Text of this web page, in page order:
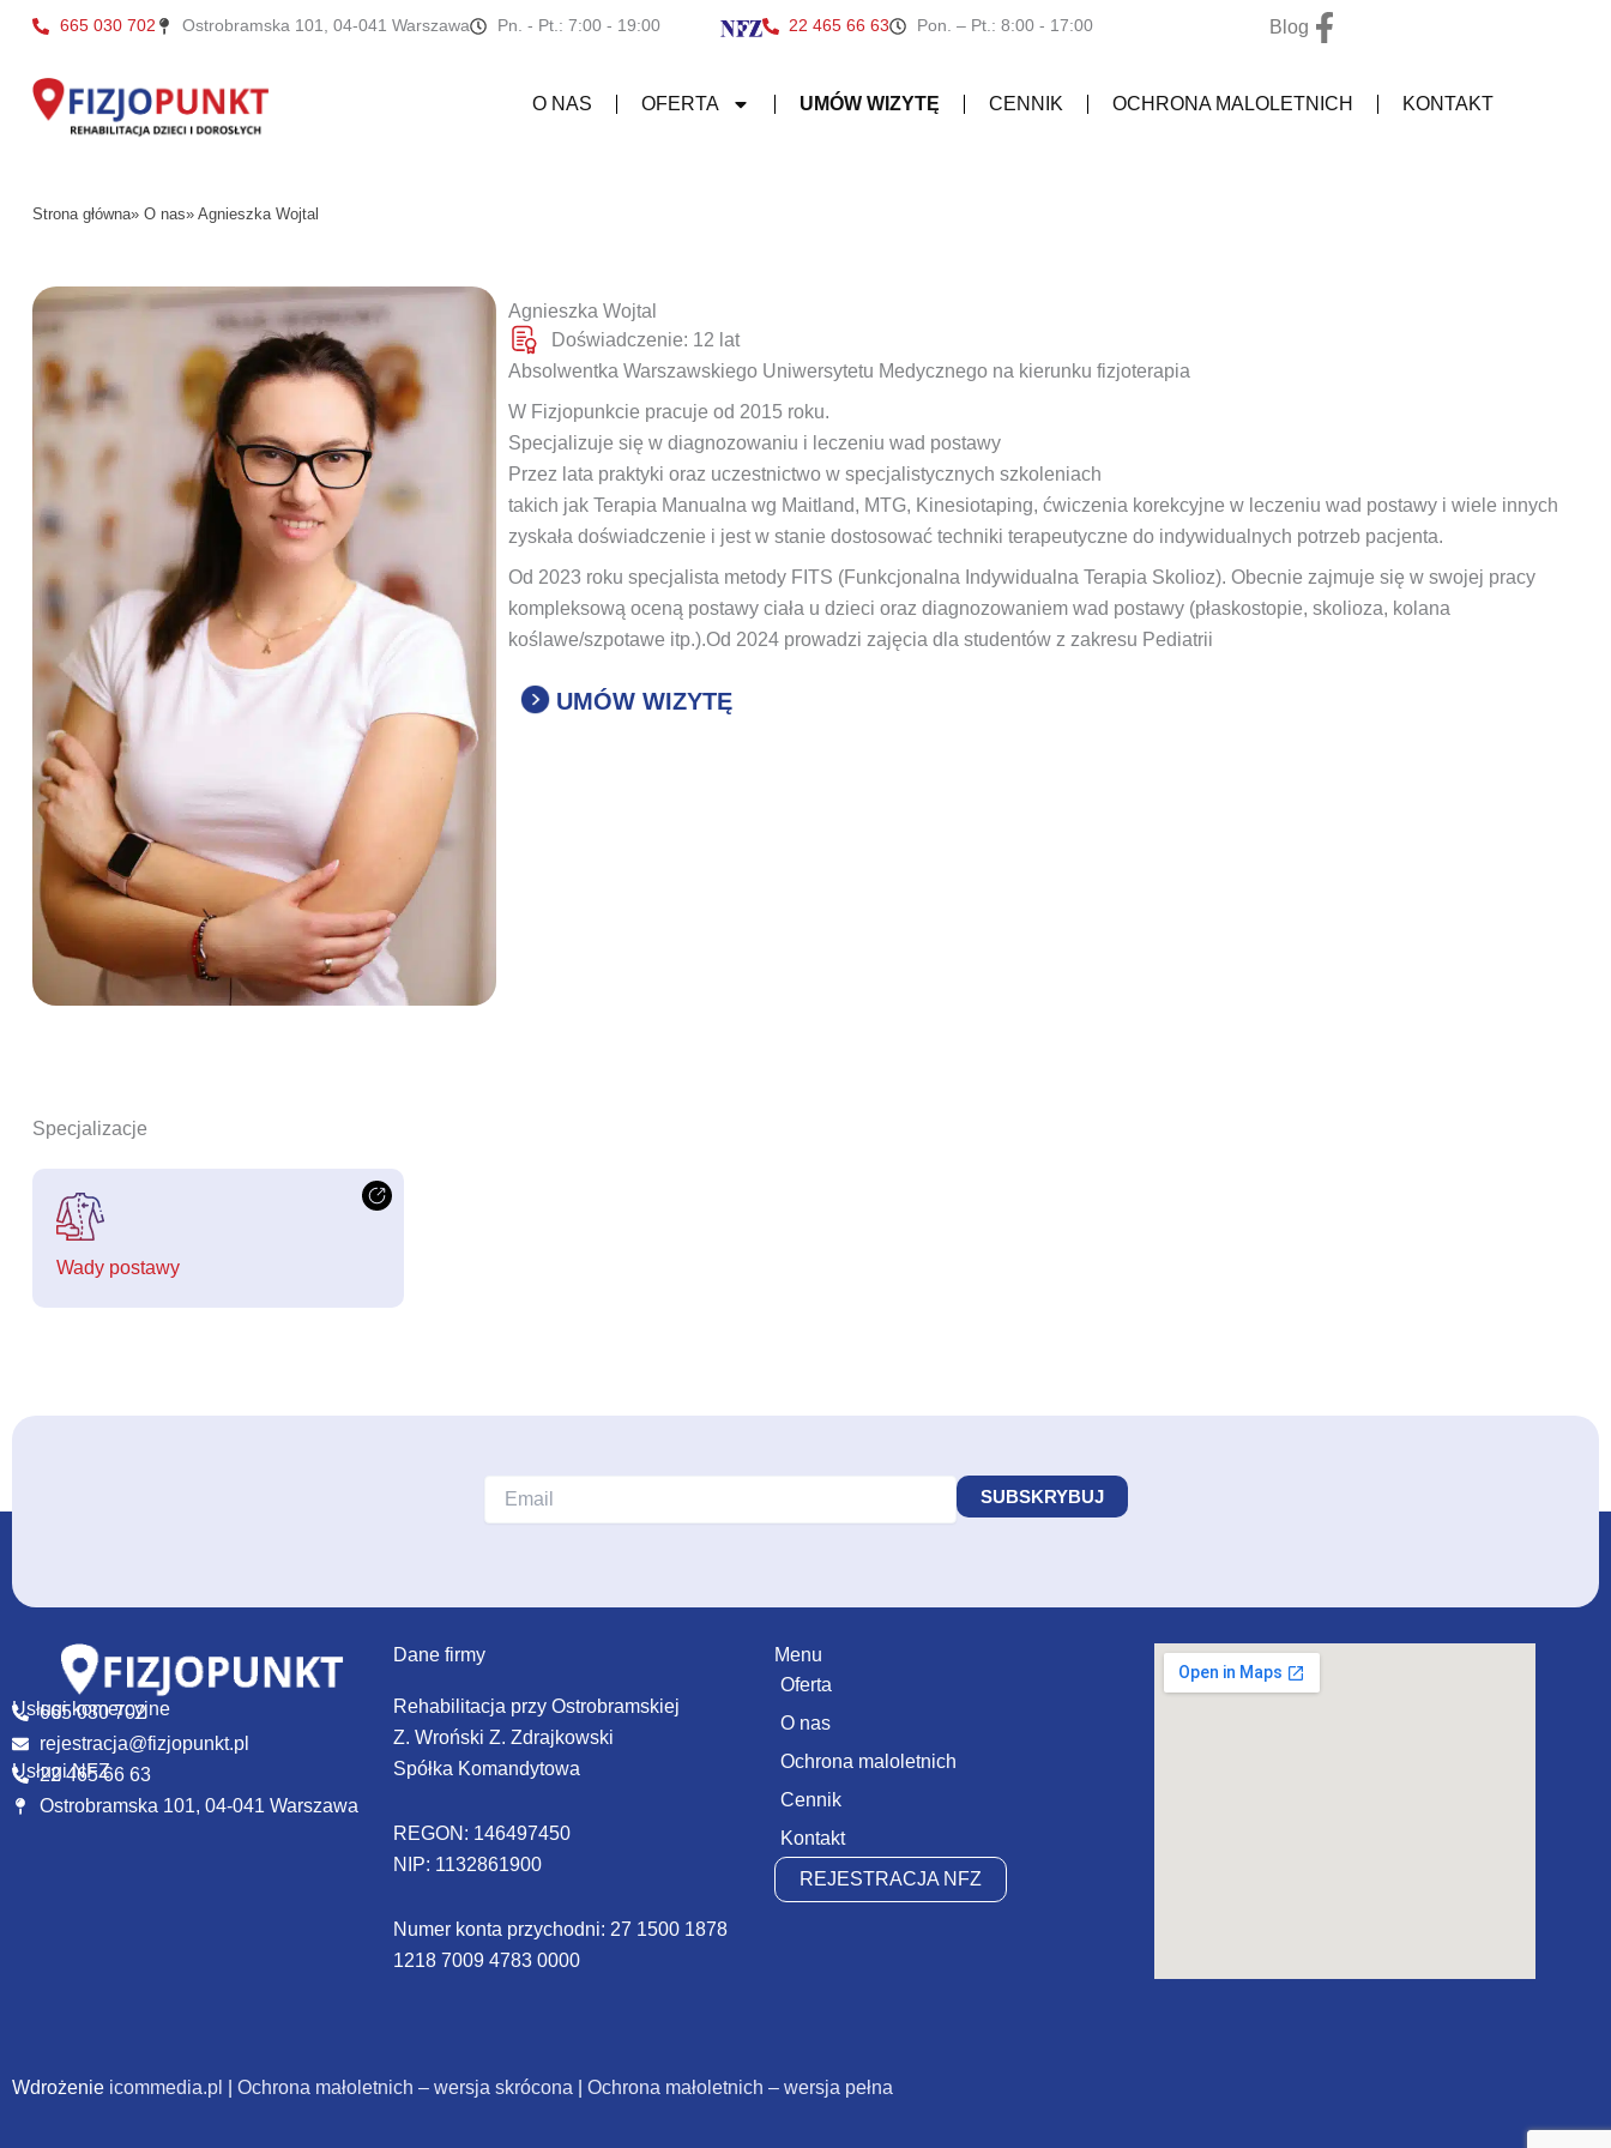
Przejdź
treści
665 030 702 Ostrobramska 101, 04-041 Warszawa Pn. - Pt.: 7:00 - 19:00 22 465 66 63 Pon. – Pt.: 8:00 - 17:00 Blog
F
c
e
O NAS OFERTA UMÓW WIZYTĘ CENNIK OCHRONA MALOLETNICH KONTAKT
Strona główna» O nas» Agnieszka Wojtal
Agnieszka Wojtal
Doświadczenie: 12 lat
Absolwentka Warszawskiego Uniwersytetu Medycznego na kierunku fizjoterapia
W Fizjopunkcie pracuje od 2015 roku.
Specjalizuje się w diagnozowaniu i leczeniu wad postawy
Przez lata praktyki oraz uczestnictwo w specjalistycznych szkoleniach
takich jak Terapia Manualna wg Maitland, MTG, Kinesiotaping, ćwiczenia korekcyjne w leczeniu wad postawy i wiele innych
zyskała doświadczenie i jest w stanie dostosować techniki terapeutyczne do indywidualnych potrzeb pacjenta.
Od 2023 roku specjalista metody FITS (Funkcjonalna Indywidualna Terapia Skolioz). Obecnie zajmuje się w swojej pracy
kompleksową oceną postawy ciała u dzieci oraz diagnozowaniem wad postawy (płaskostopie, skolioza, kolana
koślawe/szpotawe itp.).Od 2024 prowadzi zajęcia dla studentów z zakresu Pediatrii
UMÓW WIZYTĘ
Specjalizacje
Wady postawy
Usługi komercyjne
665 030 702
rejestracja@fizjopunkt.pl
Usługi NFZ
22 465 66 63
Ostrobramska 101, 04-041 Warszawa
Dane firmy
Rehabilitacja przy Ostrobramskiej
Z. Wroński Z. Zdrajkowski
Spółka Komandytowa
REGON: 146497450
NIP: 1132861900
Numer konta przychodni: 27 1500 1878
1218 7009 4783 0000
Menu
Oferta
O nas
Ochrona maloletnich
Cennik
Kontakt
REJESTRACJA NFZ
Wdrożenie icommedia.pl Ochrona małoletnich – wersja skrócona Ochrona małoletnich – wersja pełna